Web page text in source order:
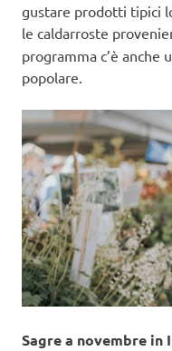
gustare prodotti tipici
le caldarroste
programma c’è anche
popolare.
Sagre a novembre in